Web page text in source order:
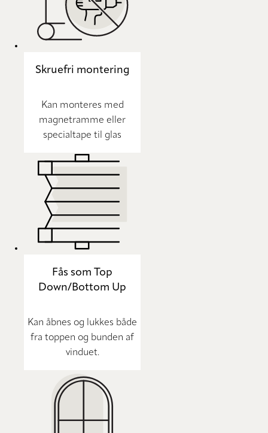
Skruefri montering
Kan monteres med
magnetramme eller
specialtape til glas
Fås som Top
Down/Bottom Up
Kan åbnes og lukkes både
fra toppen og bunden af
vinduet.